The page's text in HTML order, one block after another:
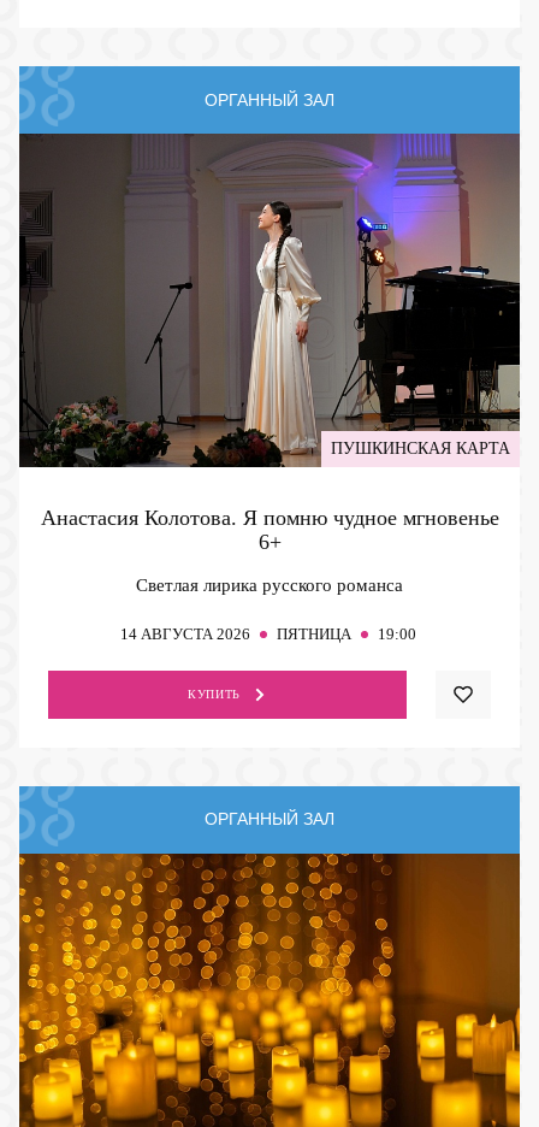
ОРГАННЫЙ ЗАЛ
ПУШКИНСКАЯ КАРТА
Анастасия Колотова. Я помню чудное мгновенье
6+
Светлая лирика русского романса
14 АВГУСТА 2026 ПЯТНИЦА 19:00
КУПИТЬ
ОРГАННЫЙ ЗАЛ